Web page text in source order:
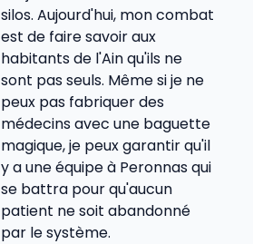
silos. Aujourd'hui, mon combat
est de faire savoir aux
habitants de l'Ain qu'ils ne
sont pas seuls. Même si je ne
peux pas fabriquer des
médecins avec une baguette
magique, je peux garantir qu'il
y a une équipe à Peronnas qui
se battra pour qu'aucun
patient ne soit abandonné
par le système.